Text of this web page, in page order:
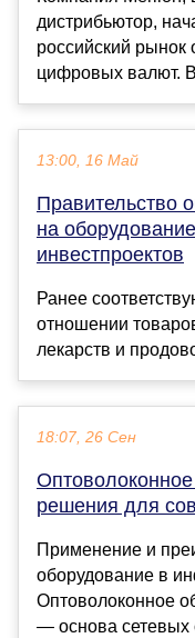
дистрибьютор,
российский рынок
цифровых валют.
13:00, 16 Май
Правительство
на
инвестпроектов
Ранее
отношении
лекарств и
18:07, 26 Сен
решения для
Применение и
оборудование в
Оптоволоконное
— основа сетевых